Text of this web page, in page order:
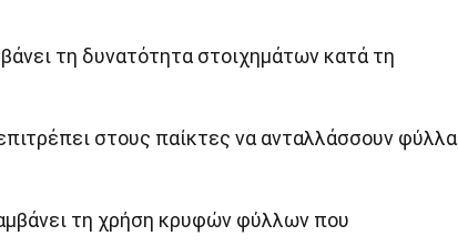
τη δυνατότητα στοιχημάτων κατά τη
στους παίκτες να ανταλλάσσουν φύλλα
τη χρήση κρυφών φύλλων που